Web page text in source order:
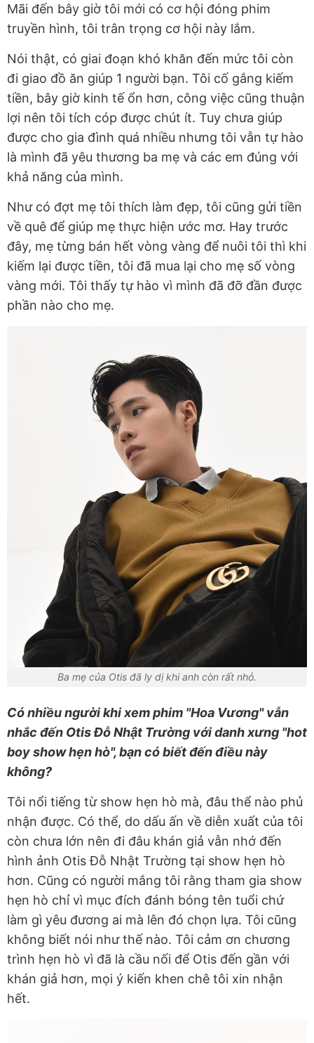
Mãi đến bây giờ tôi mới có cơ hội đóng phim
truyền hình, tôi trân trọng cơ hội này lắm.
Nói thật, có giai đoạn khó khăn đến mức tôi còn
đi giao đồ ăn giúp 1 người bạn. Tôi cố gắng kiếm
tiền, bây giờ kinh tế ổn hơn, công việc cũng thuận
lợi nên tôi tích cóp được chút ít. Tuy chưa giúp
được cho gia đình quá nhiều nhưng tôi vẫn tự hào
là mình đã yêu thương ba mẹ và các em đúng với
khả năng của mình.
Như có đợt mẹ tôi thích làm đẹp, tôi cũng gửi tiền
về quê để giúp mẹ thực hiện ước mơ. Hay trước
đây, mẹ từng bán hết vòng vàng để nuôi tôi thì khi
kiếm lại được tiền, tôi đã mua lại cho mẹ số vòng
vàng mới. Tôi thấy tự hào vì mình đã đỡ đần được
phần nào cho mẹ.
Ba mẹ của Otis đã ly dị khi anh còn rất nhỏ.
Có nhiều người khi xem phim "Hoa Vương" vẫn
nhắc đến Otis Đỗ Nhật Trường với danh xưng "hot
boy show hẹn hò", bạn có biết đến điều này
không?
Tôi nổi tiếng từ show hẹn hò mà, đâu thể nào phủ
nhận được. Có thể, do dấu ấn về diễn xuất của tôi
còn chưa lớn nên đi đâu khán giả vẫn nhớ đến
hình ảnh Otis Đỗ Nhật Trường tại show hẹn hò
hơn. Cũng có người mắng tôi rằng tham gia show
hẹn hò chỉ vì mục đích đánh bóng tên tuổi chứ
làm gì yêu đương ai mà lên đó chọn lựa. Tôi cũng
không biết nói như thế nào. Tôi cảm ơn chương
trình hẹn hò vì đã là cầu nối để Otis đến gần với
khán giả hơn, mọi ý kiến khen chê tôi xin nhận
hết.